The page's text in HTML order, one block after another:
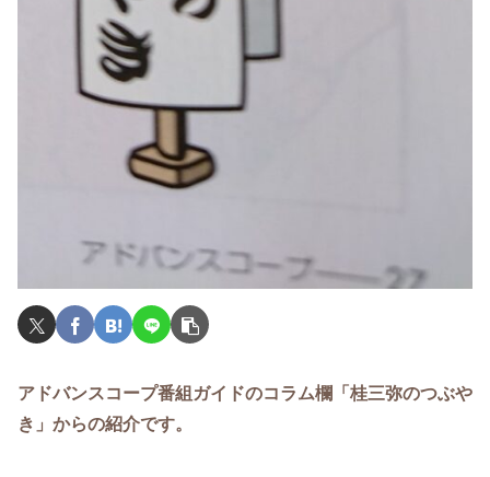
アドバンスコープ番組ガイドのコラム欄「桂三弥のつぶや
き」からの紹介です。